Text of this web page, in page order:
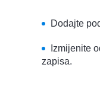
Dodajte
Izmijenite
zapisa.